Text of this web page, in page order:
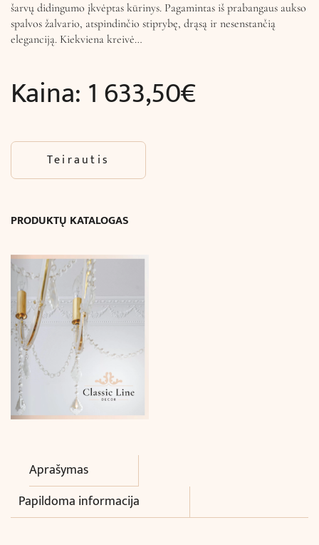
šarvų didingumo įkvėptas kūrinys. Pagamintas iš prabangaus aukso
spalvos žalvario, atspindinčio stiprybę, drąsą ir nesenstančią
eleganciją. Kiekviena kreivė…
Kaina: 1 633,50€
Teirautis
PRODUKTŲ KATALOGAS
Aprašymas
Papildoma informacija